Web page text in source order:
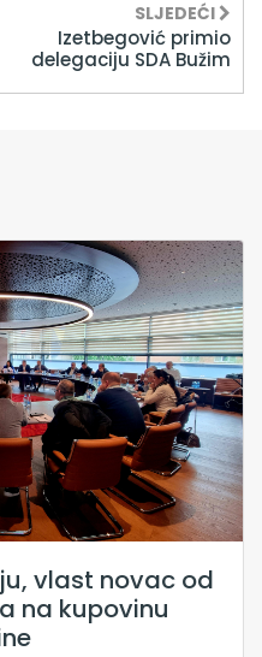
SLJEDEĆI
Izetbegović primio
delegaciju SDA Bužim
vlast novac od
na kupovinu